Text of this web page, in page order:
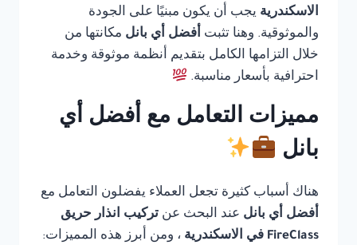
الاسكندرية يجب أن يكون مبنيًا على الجودة
والموثوقية. وهنا تثبت أفضل أي بانل مكانتها من
خلال التزامها الكامل بتقديم أنظمة موثوقة وخدمة
احترافية بأسعار مناسبة.
مميزات التعامل مع أفضل أي
بانل
هناك أسباب كثيرة تجعل العملاء يفضلون التعامل مع
أفضل أي بانل عند البحث عن تركيب انذار حريق
FireClass في الاسكندرية
، ومن أبرز هذه المميزات: